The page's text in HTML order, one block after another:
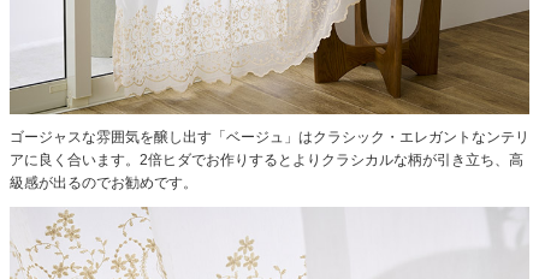
ゴージャスな雰囲気を醸し出す「ベージュ」はクラシック・エレガントなンテリ
アに良く合います。2倍ヒダでお作りするとよりクラシカルな柄が引き立ち、高
級感が出るのでお勧めです。